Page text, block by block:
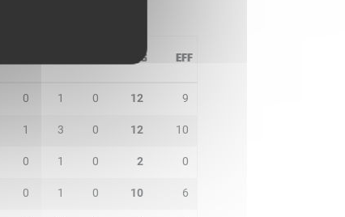
PTS EFF
0 1 0 12 9
1 3 0 12 10
0 1 0 2 0
0 1 0 10 6